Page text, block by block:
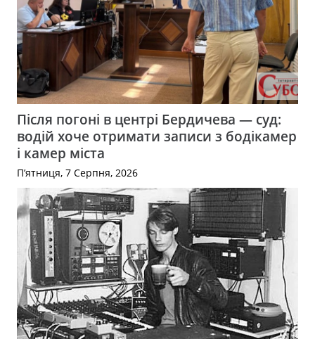
Після погоні в центрі Бердичева — суд:
водій хоче отримати записи з бодікамер
і камер міста
П’ятниця, 7 Серпня, 2026